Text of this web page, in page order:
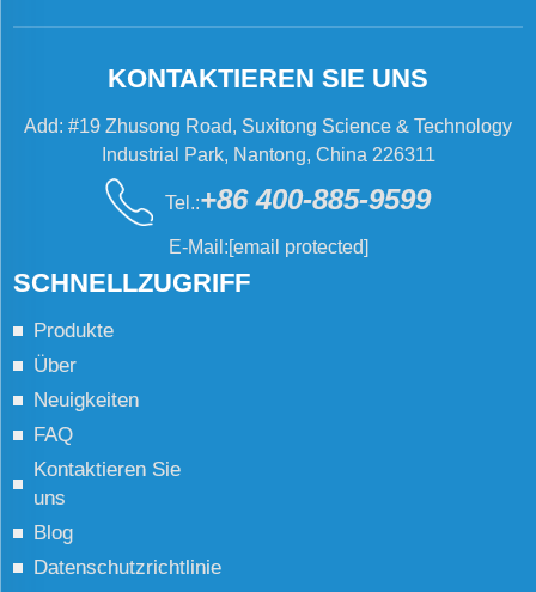
SCHNELLZUGRIFF
Produkte
Über
Neuigkeiten
FAQ
Kontaktieren Sie
uns
Blog
Datenschutzrichtlinie
KONTAKTIEREN SIE UNS
Add: #19 Zhusong Road, Suxitong Science & Technology
Industrial Park, Nantong, China 226311
Tel.:+86 400-885-9599
E-Mail:[email protected]